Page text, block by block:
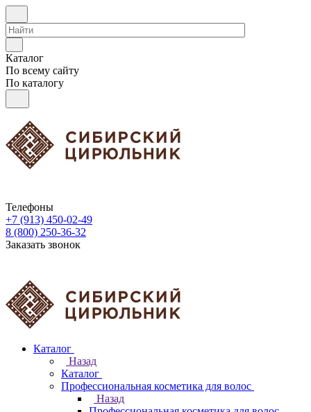
Каталог
По всему сайту
По каталогу
Телефоны
+7 (913) 450-02-49
8 (800) 250-36-32
Заказать звонок
Каталог
Назад
Каталог
Профессиональная косметика для волос
Назад